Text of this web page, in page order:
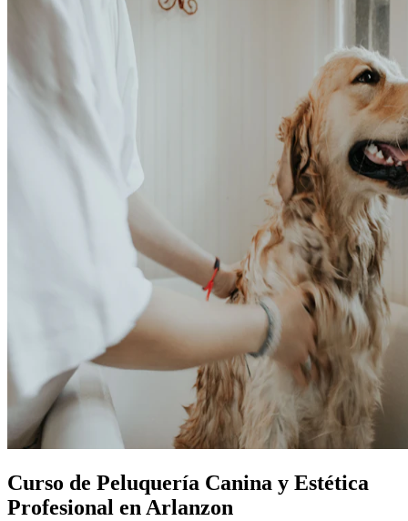
Curso de Peluquería Canina y Estética
Profesional en Arlanzon